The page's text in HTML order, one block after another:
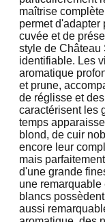
maîtrise
permet
cuvée et de
style de Château
identifiable. Les
aromatique
et prune,
de réglisse et
caractérisent les
temps
blond, de cuir
encore leur
mais
d'une grande
une
blancs
aussi